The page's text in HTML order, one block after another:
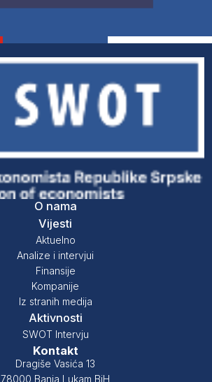
O nama
Vijesti
Aktuelno
Analize i intervjui
Finansije
Kompanije
Iz stranih medija
Aktivnosti
SWOT Intervju
Kontakt
Dragiše Vasića 13
78000 Banja Lukam BiH